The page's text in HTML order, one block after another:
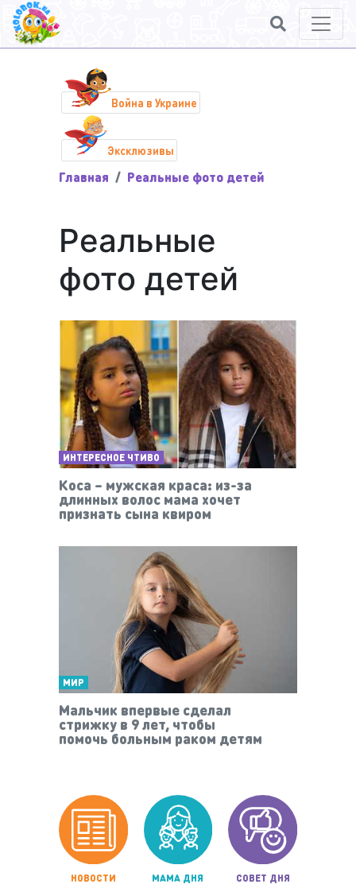
Война в Украине
Эксклюзивы
Главная Реальные фото детей
Реальные
фото детей
ИНТЕРЕСНОЕ ЧТИВО
Коса – мужская краса: из-за
длинных волос мама хочет
признать сына квиром
МИР
Мальчик впервые сделал
стрижку в 9 лет, чтобы
помочь больным раком детям
НОВОСТИ МАМА ДНЯ СОВЕТ ДНЯ